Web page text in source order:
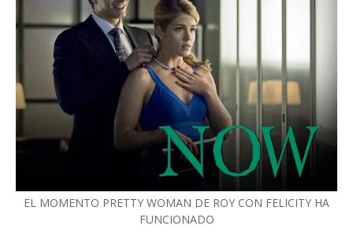
EL MOMENTO PRETTY WOMAN DE ROY CON FELICITY HA
FUNCIONADO